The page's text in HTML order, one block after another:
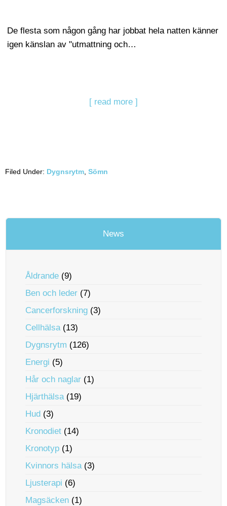
De flesta som någon gång har jobbat hela natten känner
igen känslan av "utmattning och…
[ read more ]
Filed Under: Dygnsrytm Sömn
News
Åldrande (9)
Ben och leder (7)
Cancerforskning (3)
Cellhälsa(13)
Dygnsrytm (126)
Energi (5)
Hår och naglar (1)
Hjärthälsa(19)
Hud (3)
Kronodiet (14)
Kronotyp (1)
Kvinnors hälsa(3)
Ljusterapi (6)
Magsäcken (1)